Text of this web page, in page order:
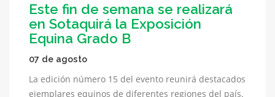
Este fin de semana se realizará
en Sotaquirá la Exposición
Equina Grado B
07 de agosto
La edición número 15 del evento reunirá destacados
ejemplares equinos de diferentes regiones del país.